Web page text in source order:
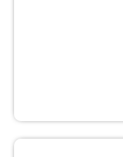
im
Familien